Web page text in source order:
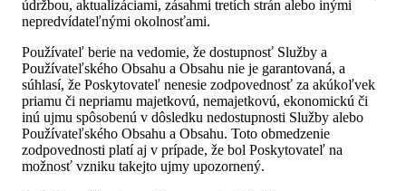
údržbou, aktualizáciami, zásahmi tretích strán alebo inými
nepredvídateľnými okolnosťami.
Používateľ berie na vedomie, že dostupnosť Služby a
Používateľského Obsahu a Obsahu nie je garantovaná, a
súhlasí, že Poskytovateľ nenesie zodpovednosť za akúkoľvek
priamu či nepriamu majetkovú, nemajetkovú, ekonomickú či
inú ujmu spôsobenú v dôsledku nedostupnosti Služby alebo
Používateľského Obsahu a Obsahu. Toto obmedzenie
zodpovednosti platí aj v prípade, že bol Poskytovateľ na
možnosť vzniku takejto ujmy upozornený.